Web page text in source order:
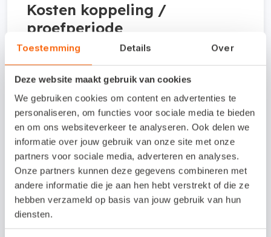
Toestemming Details Over
Deze website maakt gebruik van cookies
We gebruiken cookies om content en advertenties te
personaliseren, om functies voor sociale media te bieden
en om ons websiteverkeer te analyseren. Ook delen we
informatie over jouw gebruik van onze site met onze
partners voor sociale media, adverteren en analyses.
Onze partners kunnen deze gegevens combineren met
andere informatie die je aan hen hebt verstrekt of die ze
hebben verzameld op basis van jouw gebruik van hun
diensten.
Kosten koppeling /
proefperiode
Je kunt de Moneybird Snelstart koppeling van
maand, of € 180 per jaar. De prijzen zijn inclusief
het aantal verwerkte items en maandelijks
opzegbaar.
Interesse in deze